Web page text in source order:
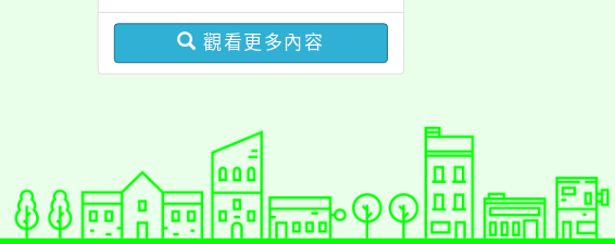
期課程」
觀看更多內容